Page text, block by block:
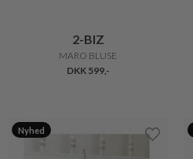
2-BIZ
MARO BLUSE
DKK 599,-
Nyhed